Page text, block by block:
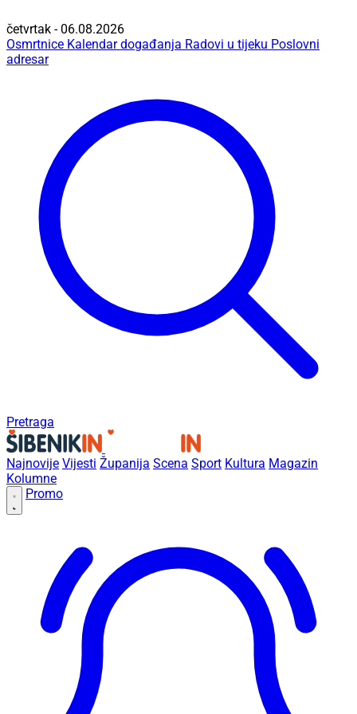
četvrtak - 06.08.2026
Osmrtnice Kalendar događanja Radovi u tijeku Poslovni
adresar
Pretraga
Najnovije Vijesti Županija Scena Sport Kultura Magazin
Kolumne
Promo